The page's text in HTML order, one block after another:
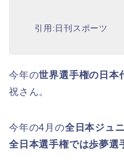
引用:日刊スポーツ
今年の世界選手権の日本
祝さん。
今年の4月の全日本ジュ
全日本選手権では歩夢選